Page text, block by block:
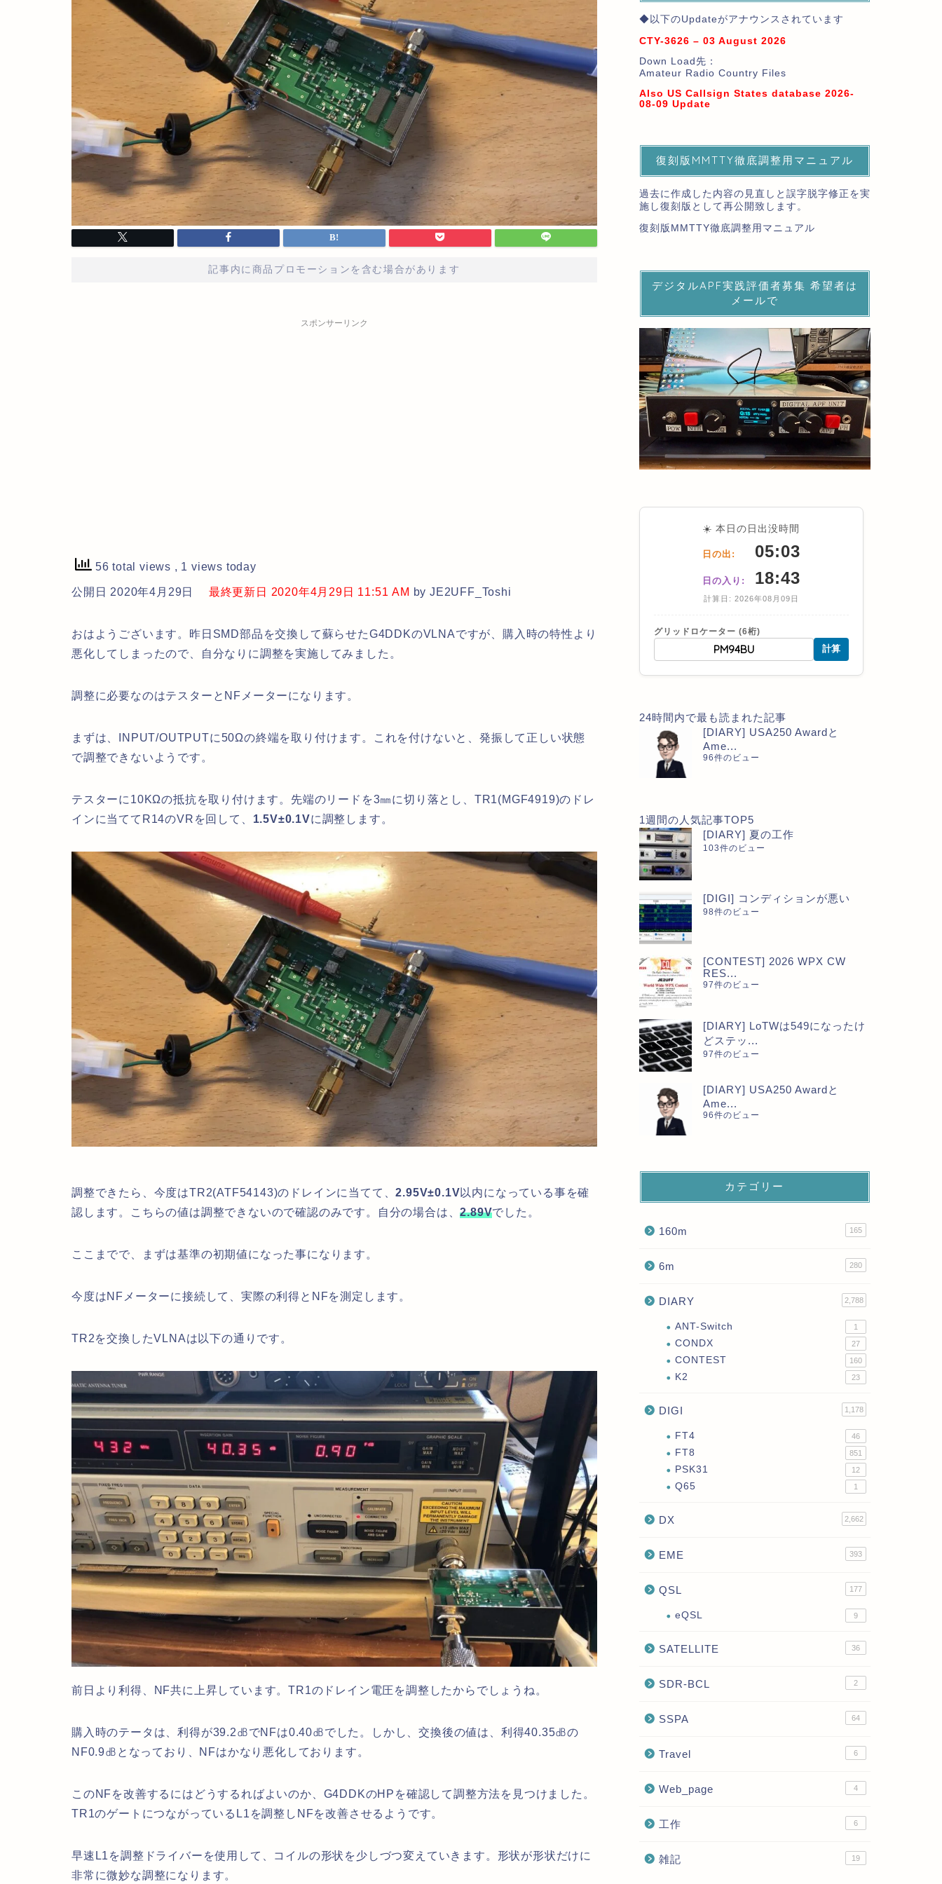
記事内に商品プロモーションを含む場合があります
スポンサーリンク
56 total views , 1 views today
公開日 2020年4月29日 最終更新日 2020年4月29日 11:51 AM by JE2UFF_Toshi
おはようございます。昨日SMD部品を交換して蘇らせたG4DDKのVLNAですが、購入時の特性より
悪化してしまったので、自分なりに調整を実施してみました。
調整に必要なのはテスターとNFメーターになります。
まずは、INPUT/OUTPUTに50Ωの終端を取り付けます。これを付けないと、発振して正しい状態
で調整できないようです。
テスターに10KΩの抵抗を取り付けます。先端のリードを3㎜に切り落とし、TR1(MGF4919)のドレ
インに当ててR14のVRを回して、 1.5V±0.1Vに調整します。
調整できたら、今度はTR2(ATF54143)のドレインに当てて、2.95V±0.1V以内になっている事を確
認します。こちらの値は調整できないので確認のみです。自分の場合は、2.89Vでした。
ここまでで、まずは基準の初期値になった事になります。
今度はNFメーターに接続して、実際の利得とNFを測定します。
TR2を交換したVLNAは以下の通りです。
前日より利得、NF共に上昇しています。TR1のドレイン電圧を調整したからでしょうね。
購入時のテータは、利得が39.2㏈でNFは0.40㏈でした。しかし、交換後の値は、利得40.35㏈の
NF0.9㏈となっており、NFはかなり悪化しております。
このNFを改善するにはどうするればよいのか、G4DDKのHPを確認して調整方法を見つけました。
TR1のゲートにつながっているL1を調整しNFを改善させるようです。
早速L1を調整ドライバーを使用して、コイルの形状を少しづつ変えていきます。形状が形状だけに
非常に微妙な調整になります。
◆以下のUpdateがアナウンスされています
CTY-3626 – 03 August 2026
Down Load先：
Amateur Radio Country Files
Also US Callsign States database 2026-
08-09 Update
復刻版MMTTY徹底調整用マニュアル
過去に作成した内容の見直しと誤字脱字修正を実
施し復刻版として再公開致します。
復刻版MMTTY徹底調整用マニュアル
デジタルAPF実践評価者募集 希望者は
メールで
☀️ 本日の日出没時間
日の出: 05:03
日の入り: 18:43
計算日: 2026年08月09日
グリッドロケーター (6桁)
計算
24時間内で最も読まれた記事
[DIARY] USA250 Awardと
Ame...
96件のビュー
1週間の人気記事TOP5
[DIARY] 夏の工作
103件のビュー
[DIGI] コンディションが悪い
98件のビュー
[CONTEST] 2026 WPX CW
RES...
97件のビュー
[DIARY] LoTWは549になったけ
どステッ...
97件のビュー
[DIARY] USA250 Awardと
Ame...
96件のビュー
カテゴリー
160m 165
6m 280
DIARY 2,788
ANT-Switch 1
CONDX 27
CONTEST 160
K2 23
DIGI 1,178
FT4 46
FT8 851
PSK31 12
Q65 1
DX 2,662
EME 393
QSL 177
eQSL 9
SATELLITE 36
SDR-BCL 2
SSPA 64
Travel 6
Web_page 4
工作 6
雑記 19